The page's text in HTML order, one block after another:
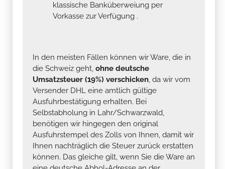
klassische Banküberweiung per
Vorkasse zur Verfügung .
In den meisten Fällen können wir Ware, die in
die Schweiz geht, ohne deutsche
Umsatzsteuer (19%) verschicken, da wir vom
Versender DHL eine amtlich gültige
Ausfuhrbestätigung erhalten. Bei
Selbstabholung in Lahr/Schwarzwald,
benötigen wir hingegen den original
Ausfuhrstempel des Zolls von Ihnen, damit wir
Ihnen nachträglich die Steuer zurück erstatten
können. Das gleiche gilt, wenn Sie die Ware an